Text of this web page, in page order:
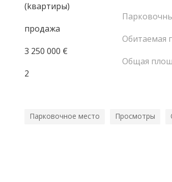
(kвартиры)
продажа
3 250 000 €
2
Обитаемая
Общая
Парковочное место Просмотры